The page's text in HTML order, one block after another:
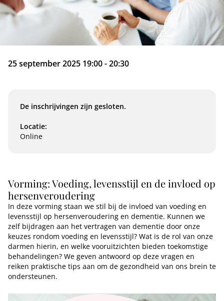
25 september 2025 19:00 - 20:30
De inschrijvingen zijn gesloten.
Locatie:
Online
Vorming: Voeding, levensstijl en de invloed op
hersenveroudering
In deze vorming staan we stil bij de invloed van voeding en
levensstijl op hersenveroudering en dementie. Kunnen we
zelf bijdragen aan het vertragen van dementie door onze
keuzes rondom voeding en levensstijl? Wat is de rol van onze
darmen hierin, en welke vooruitzichten bieden toekomstige
behandelingen? We geven antwoord op deze vragen en
reiken praktische tips aan om de gezondheid van ons brein te
ondersteunen.